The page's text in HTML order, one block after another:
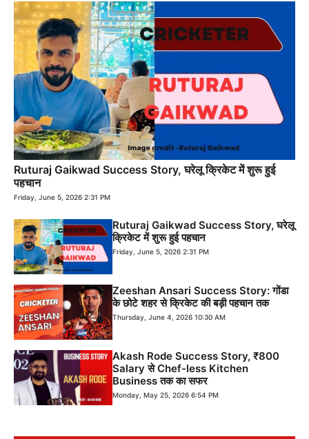
Ruturaj Gaikwad Success Story, घरेलू क्रिकेट में शुरू हुई
पहचान
Friday, June 5, 2026 2:31 PM
Ruturaj Gaikwad Success Story, घरेलू
क्रिकेट में शुरू हुई पहचान
Friday, June 5, 2026 2:31 PM
Zeeshan Ansari Success Story: गोंडा
के छोटे शहर से क्रिकेट की बड़ी पहचान तक
Thursday, June 4, 2026 10:30 AM
Akash Rode Success Story, ₹800
Salary से Chef-less Kitchen
Business तक का सफर
Monday, May 25, 2026 6:54 PM